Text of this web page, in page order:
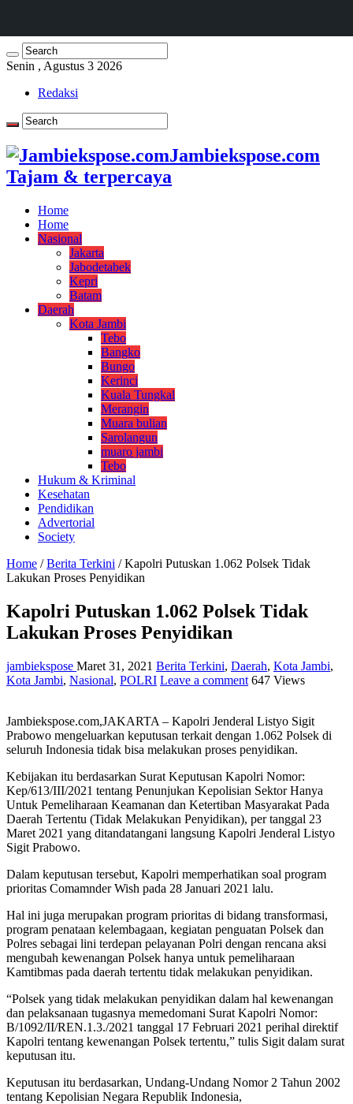
Senin , Agustus 3 2026
Redaksi
Jambiekspose.com
Tajam & terpercaya
Home
Home
Nasional
Jakarta
Jabodetabek
Kepri
Batam
Daerah
Kota Jambi
Tebo
Bangko
Bungo
Kerinci
Kuala Tungkal
Merangin
Muara bulian
Sarolangun
muaro jambi
Tebo
Hukum & Kriminal
Kesehatan
Pendidikan
Advertorial
Society
Home / Berita Terkini / Kapolri Putuskan 1.062 Polsek Tidak
Lakukan Proses Penyidikan
Kapolri Putuskan 1.062 Polsek Tidak
Lakukan Proses Penyidikan
jambiekspose Maret 31, 2021 Berita Terkini, Daerah, Kota Jambi,
Kota Jambi, Nasional, POLRI Leave a comment 647 Views
Jambiekspose.com,JAKARTA – Kapolri Jenderal Listyo Sigit
Prabowo mengeluarkan keputusan terkait dengan 1.062 Polsek di
seluruh Indonesia tidak bisa melakukan proses penyidikan.
Kebijakan itu berdasarkan Surat Keputusan Kapolri Nomor:
Kep/613/III/2021 tentang Penunjukan Kepolisian Sektor Hanya
Untuk Pemeliharaan Keamanan dan Ketertiban Masyarakat Pada
Daerah Tertentu (Tidak Melakukan Penyidikan), per tanggal 23
Maret 2021 yang ditandatangani langsung Kapolri Jenderal Listyo
Sigit Prabowo.
Dalam keputusan tersebut, Kapolri memperhatikan soal program
prioritas Comamnder Wish pada 28 Januari 2021 lalu.
Hal ini juga merupakan program prioritas di bidang transformasi,
program penataan kelembagaan, kegiatan penguatan Polsek dan
Polres sebagai lini terdepan pelayanan Polri dengan rencana aksi
mengubah kewenangan Polsek hanya untuk pemeliharaan
Kamtibmas pada daerah tertentu tidak melakukan penyidikan.
“Polsek yang tidak melakukan penyidikan dalam hal kewenangan
dan pelaksanaan tugasnya memedomani Surat Kapolri Nomor:
B/1092/II/REN.1.3./2021 tanggal 17 Februari 2021 perihal direktif
Kapolri tentang kewenangan Polsek tertentu,” tulis Sigit dalam surat
keputusan itu.
Keputusan itu berdasarkan, Undang-Undang Nomor 2 Tahun 2002
tentang Kepolisian Negara Republik Indonesia,